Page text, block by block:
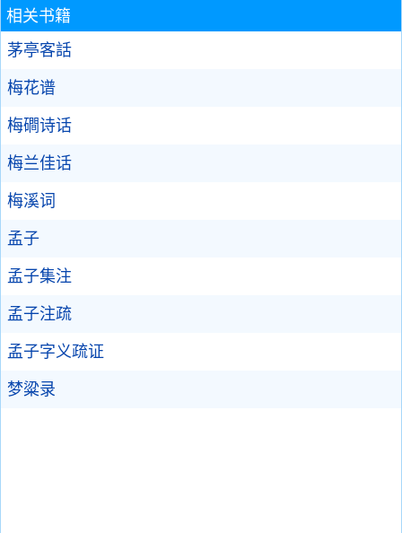
相关书籍
茅亭客話
梅花谱
梅磵诗话
梅兰佳话
梅溪词
孟子
孟子集注
孟子注疏
孟子字义疏证
梦粱录